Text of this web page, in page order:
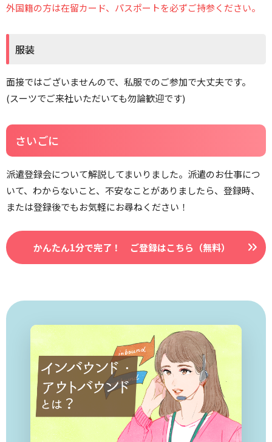
外国籍の方は在留カード、パスポートを必ずご持参ください。
服装
面接ではございませんので、私服でのご参加で大丈夫です。
(スーツでご来社いただいても勿論歓迎です)
さいごに
派遣登録会について解説してまいりました。派遣のお仕事につ
いて、わからないこと、不安なことがありましたら、登録時、
または登録後でもお気軽にお尋ねください！
かんたん1分で完了！ ご登録はこちら（無料）